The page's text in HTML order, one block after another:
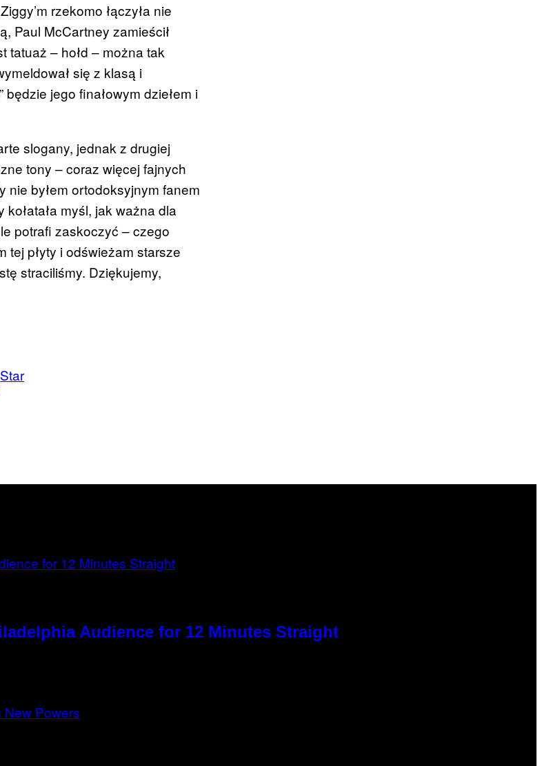
rzekomo łączyła nie
Paul McCartney zamieścił
tatuaż – hołd – można tak
się z klasą i
jego finałowym dziełem i
slogany, jednak z drugiej
tony – coraz więcej fajnych
nie byłem ortodoksyjnym fanem
kołatała myśl, jak ważna dla
potrafi zaskoczyć – czego
tej płyty i odświeżam starsze
straciliśmy. Dziękujemy,
Star
Audience for 12 Minutes Straight